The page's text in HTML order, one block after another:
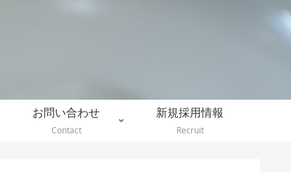
お問い合わせ
Contact
新規採用情報
Recruit